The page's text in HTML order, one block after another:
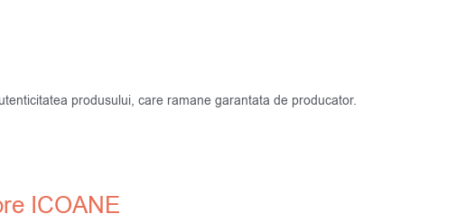
produsului, care ramane garantata de producator.
ICOANE